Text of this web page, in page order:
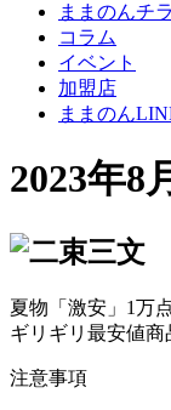
ままのんチ
コラム
イベント
加盟店
ままのん
2023年8
夏物「激安」1万
ギリギリ最安値商
注意事項